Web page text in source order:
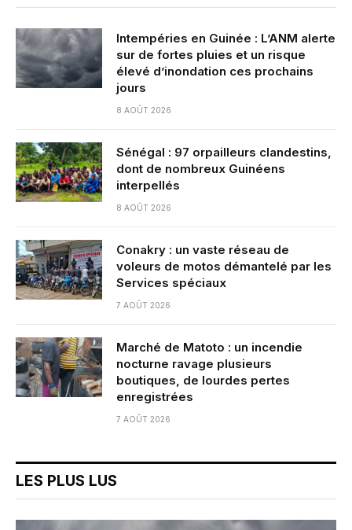
Intempéries en Guinée : L’ANM alerte
sur de fortes pluies et un risque
élevé d’inondation ces prochains
jours
8 AOÛT 2026
Sénégal : 97 orpailleurs clandestins,
dont de nombreux Guinéens
interpellés
8 AOÛT 2026
Conakry : un vaste réseau de
voleurs de motos démantelé par les
Services spéciaux
7 AOÛT 2026
Marché de Matoto : un incendie
nocturne ravage plusieurs
boutiques, de lourdes pertes
enregistrées
7 AOÛT 2026
LES PLUS LUS